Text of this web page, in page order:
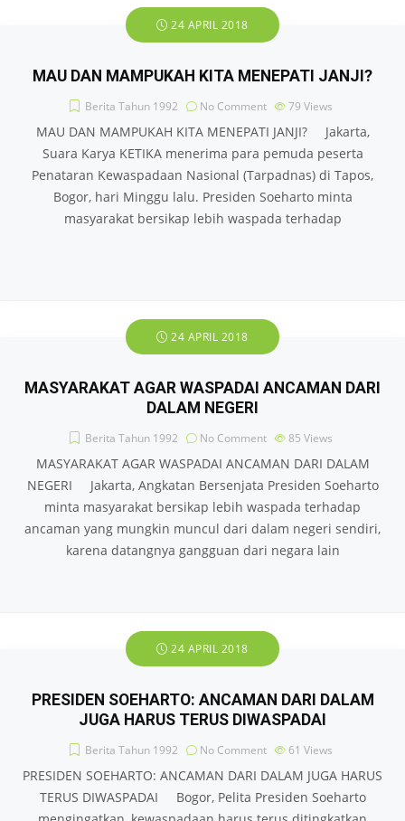
24 APRIL 2018
MAU DAN MAMPUKAH KITA MENEPATI JANJI?
Berita Tahun 1992 No Comment 79 Views
MAU DAN MAMPUKAH KITA MENEPATI JANJI? Jakarta,
Suara Karya KETIKA menerima para pemuda peserta
Penataran Kewaspadaan Nasional (Tarpadnas) di Tapos,
Bogor, hari Minggu lalu. Presiden Soeharto minta
masyarakat bersikap lebih waspada terhadap
24 APRIL 2018
MASYARAKAT AGAR WASPADAI ANCAMAN DARI
DALAM NEGERI
Berita Tahun 1992 No Comment 85 Views
MASYARAKAT AGAR WASPADAI ANCAMAN DARI DALAM
NEGERI Jakarta, Angkatan Bersenjata Presiden Soeharto
minta masyarakat bersikap lebih waspada terhadap
ancaman yang mungkin muncul dari dalam negeri sendiri,
karena datangnya gangguan dari negara lain
24 APRIL 2018
PRESIDEN SOEHARTO: ANCAMAN DARI DALAM
JUGA HARUS TERUS DIWASPADAI
Berita Tahun 1992 No Comment 61 Views
PRESIDEN SOEHARTO: ANCAMAN DARI DALAM JUGA HARUS
TERUS DIWASPADAI Bogor, Pelita Presiden Soeharto